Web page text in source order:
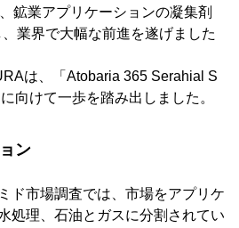
鉱業アプリケーションの凝集剤
業界で大幅な前進を遂げました
は、「Atobaria 365 Serahial S
向けて一歩を踏み出しました。
ン
ド市場調査では、市場をアプリケ
処理、石油とガスに分割されてい